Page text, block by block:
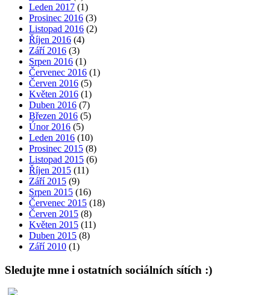
Leden 2017 (1)
Prosinec 2016 (3)
Listopad 2016 (2)
Říjen 2016 (4)
Září 2016 (3)
Srpen 2016 (1)
Červenec 2016 (1)
Červen 2016 (5)
Květen 2016 (1)
Duben 2016 (7)
Březen 2016 (5)
Únor 2016 (5)
Leden 2016 (10)
Prosinec 2015 (8)
Listopad 2015 (6)
Říjen 2015 (11)
Září 2015 (9)
Srpen 2015 (16)
Červenec 2015 (18)
Červen 2015 (8)
Květen 2015 (11)
Duben 2015 (8)
Září 2010 (1)
Sledujte mne i ostatních sociálních sítích :)